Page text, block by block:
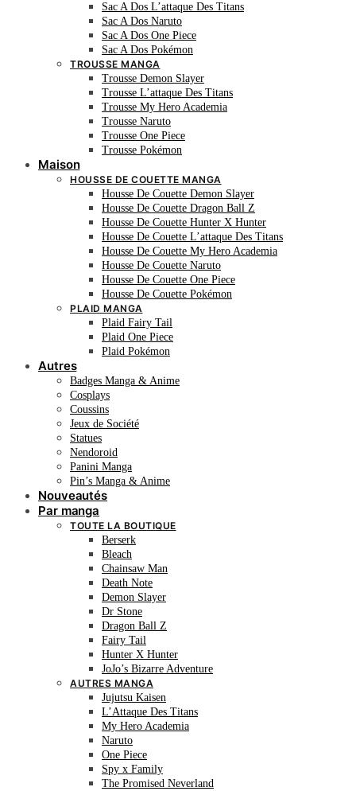
Sac A Dos L’attaque Des Titans
Sac A Dos Naruto
Sac A Dos One Piece
Sac A Dos Pokémon
TROUSSE MANGA
Trousse Demon Slayer
Trousse L’attaque Des Titans
Trousse My Hero Academia
Trousse Naruto
Trousse One Piece
Trousse Pokémon
Maison
HOUSSE DE COUETTE MANGA
Housse De Couette Demon Slayer
Housse De Couette Dragon Ball Z
Housse De Couette Hunter X Hunter
Housse De Couette L’attaque Des Titans
Housse De Couette My Hero Academia
Housse De Couette Naruto
Housse De Couette One Piece
Housse De Couette Pokémon
PLAID MANGA
Plaid Fairy Tail
Plaid One Piece
Plaid Pokémon
Autres
Badges Manga & Anime
Cosplays
Coussins
Jeux de Société
Statues
Nendoroid
Panini Manga
Pin’s Manga & Anime
Nouveautés
Par manga
TOUTE LA BOUTIQUE
Berserk
Bleach
Chainsaw Man
Death Note
Demon Slayer
Dr Stone
Dragon Ball Z
Fairy Tail
Hunter X Hunter
JoJo’s Bizarre Adventure
AUTRES MANGA
Jujutsu Kaisen
L’Attaque Des Titans
My Hero Academia
Naruto
One Piece
Spy x Family
The Promised Neverland